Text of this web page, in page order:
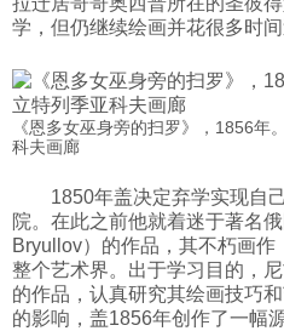
历史
体育
旅游
视听
学，但仍继续绘画并花很多时间
《恩多女巫身旁的扫罗》，1856年
科夫画廊
1850年盖决定弃学实现自
院。在此之前他就着迷于著名
Bryullov）的作品，其不朽画
整个艺术界。出于学习目的，
的作品，认真研究其绘画技巧
的影响，盖1856年创作了一幅